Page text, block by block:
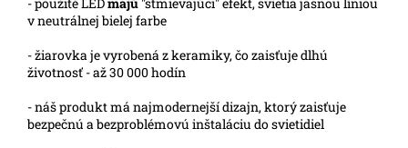
v neutrálnej bielej farbe
- žiarovka je vyrobená z keramiky, čo zaisťuje dlhú
životnosť - až 30 000 hodín
- náš produkt má najmodernejší dizajn, ktorý zaisťuje
bezpečnú a bezproblémovú inštaláciu do svietidiel